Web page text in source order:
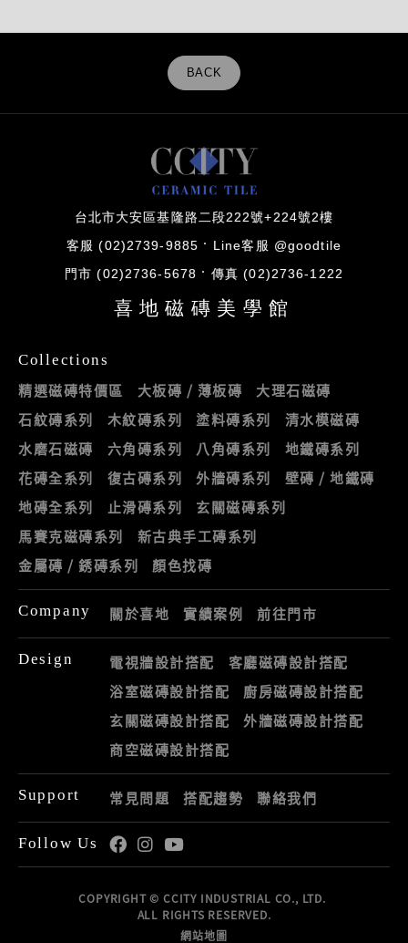
BACK
台北市大安區基隆路二段222號+224號2樓
客服 (02)2739-9885 Line客服 @goodtile
門市 (02)2736-5678 傳真 (02)2736-1222
喜地磁磚美學館
Collections
精選磁磚特價區 大板磚 / 薄板磚
大理石磁磚
石紋磚系列
木紋磚系列 塗料磚系列
清水模磁磚
水磨石磁磚
六角磚系列 八角磚系列
地鐵磚系列
花磚全系列
復古磚系列 外牆磚系列
壁磚 / 地鐵磚
地磚全系列
止滑磚系列
玄關磁磚系列
馬賽克磁磚系列
新古典手工磚系列
金屬磚 / 銹磚系列
顏色找磚
Company 關於喜地 實績案例 前往門市
Design 電視牆設計搭配
客廳磁磚設計搭配
浴室磁磚設計搭配
廚房磁磚設計搭配
玄關磁磚設計搭配
外牆磁磚設計搭配
商空磁磚設計搭配
Support 常見問題 搭配趨勢 聯絡我們
Follow Us
COPYRIGHT © CCITY INDUSTRIAL CO., LTD.
ALL RIGHTS RESERVED.
網站地圖